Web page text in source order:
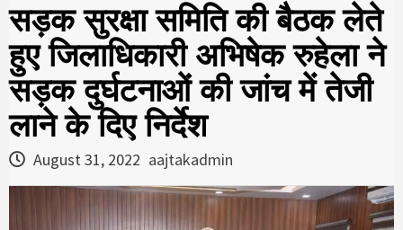
सड़क सुरक्षा समिति की बैठक लेते
हुए जिलाधिकारी अभिषेक रुहेला ने
सड़क दुर्घटनाओं की जांच में तेजी
लाने के दिए निर्देश
August 31, 2022 aajtakadmin